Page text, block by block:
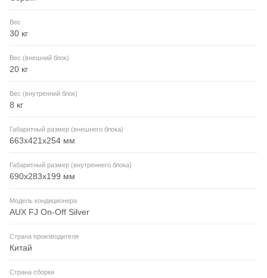
Вес
30 кг
Вес (внешний блок)
20 кг
Вес (внутренний блок)
8 кг
Габаритный размер (внешнего блока)
663x421x254 мм
Габаритный размер (внутреннего блока)
690x283x199 мм
Модель кондиционера
AUX FJ On-Off Silver
Страна производителя
Китай
Страна сборки